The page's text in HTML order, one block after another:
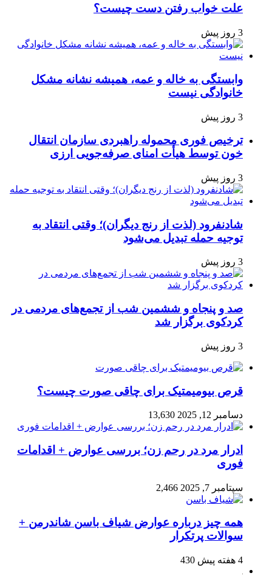
علت خواب رفتن دست چیست؟
3 روز پیش
وابستگی به خاله و عمه، همیشه نشانه مشکل
خانوادگی نیست
3 روز پیش
ترخیص فوری محموله راهبردی سازمان انتقال
خون توسط هیأت امنای صرفه‌جویی ارزی
3 روز پیش
شادنفرود (لذت از رنج دیگران)؛ وقتی انتقاد به
توجیه حمله تبدیل می‌شود
3 روز پیش
صد و پنجاه‌ و ششمین شب از تجمع‌های مردمی در
کردکوی برگزار شد
3 روز پیش
قرص بیومیمتیک برای چاقی صورت چیست؟
دسامبر 12, 2025 13,630
ادرار مرد در رحم زن؛ بررسی عوارض + اقدامات
فوری
سپتامبر 7, 2025 2,466
همه چیز درباره عوارض شیاف باسن شاندرمن +
سوالات پرتکرار
4 هفته پیش 430